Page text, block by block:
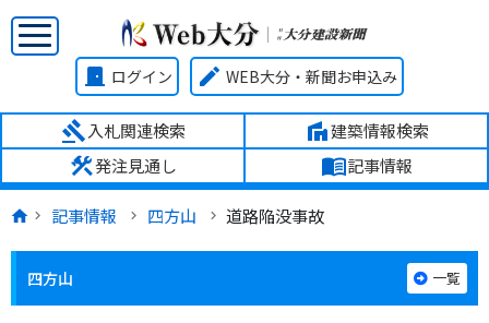
door_front ログイン edit WEB大分・新聞お申込み
gavel入札関連検索 villa建築情報検索
construction発注見通し menu_book記事情報
記事情報 四方山 道路陥没事故
四方山 一覧